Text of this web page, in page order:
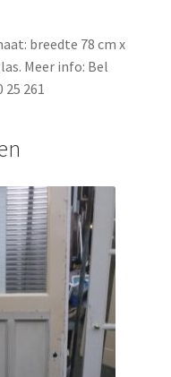
breedte 78 cm x
Meer info: Bel
261